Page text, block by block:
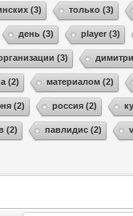
(3) только (3)
день (3) player (3)
(3)
(2) материалом (2)
(2) россия (2)
(2) павлидис (2)